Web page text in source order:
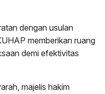
dengan usulan
memberikan ruang
demi efektivitas
majelis hakim